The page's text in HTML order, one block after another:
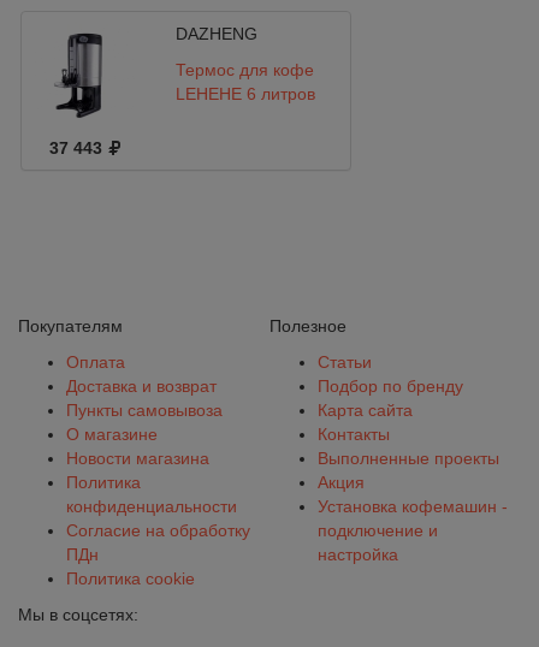
DAZHENG
Термос для кофе
LEHEHE 6 литров
37 443
Покупателям
Оплата
Доставка и возврат
Пункты самовывоза
О магазине
Новости магазина
Политика
конфиденциальности
Согласие на обработку
ПДн
Политика cookie
Полезное
Статьи
Подбор по бренду
Карта сайта
Контакты
Выполненные проекты
Акция
Установка кофемашин -
подключение и
настройка
Мы в соцсетях: